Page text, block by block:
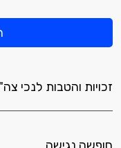
זכויות והטבות לנכי